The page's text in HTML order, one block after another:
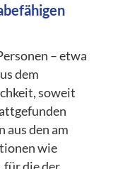
– etwa
dem
soweit
aus den am
wie